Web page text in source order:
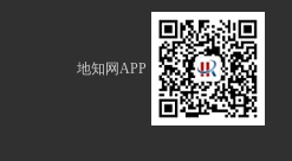
地知网APP